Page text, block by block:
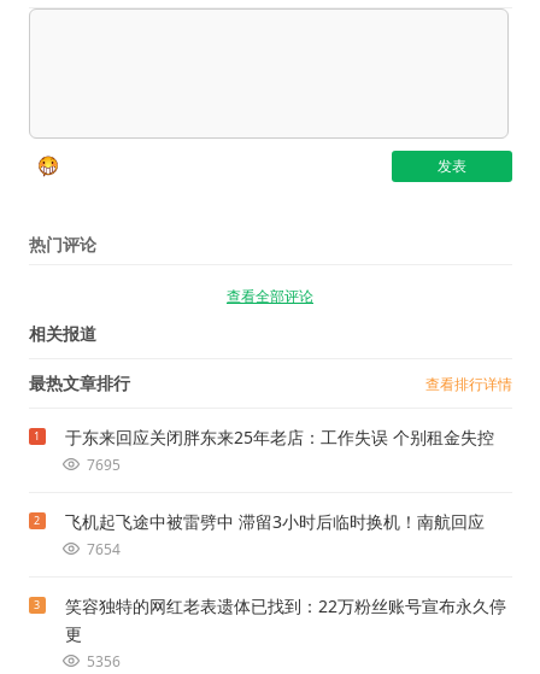
热门评论
查看全部评论
相关报道
最热文章排行 查看排行详情
1 于东来回应关闭胖东来25年老店：工作失误 个别租金失控
7695
2 飞机起飞途中被雷劈中 滞留3小时后临时换机！南航回应
7654
3
笑容独特的网红老表遗体已找到：22万粉丝账号宣布永久停
更
5356